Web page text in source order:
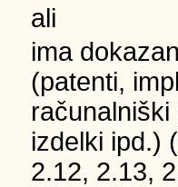
ali
ima
(patenti,
izdelki ipd.)
2.12, 2.13,